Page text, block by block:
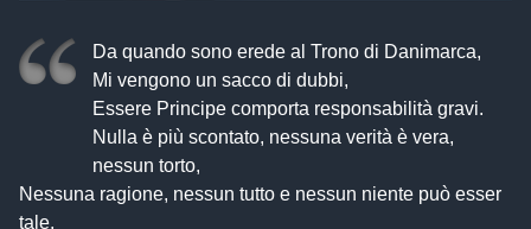
Da quando sono erede al Trono di Danimarca,
Mi vengono un sacco di dubbi,
Essere Principe comporta responsabilità gravi.
Nulla è più scontato, nessuna verità è vera,
nessun torto,
Nessuna ragione, nessun tutto e nessun niente può esser
tale,